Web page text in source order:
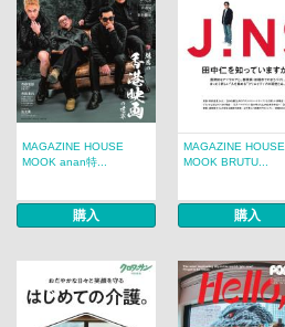
MAGAZINE HOUSE
MOOK anan特...
購入
MAGAZINE HOUSE
MOOK BRUTU...
購入